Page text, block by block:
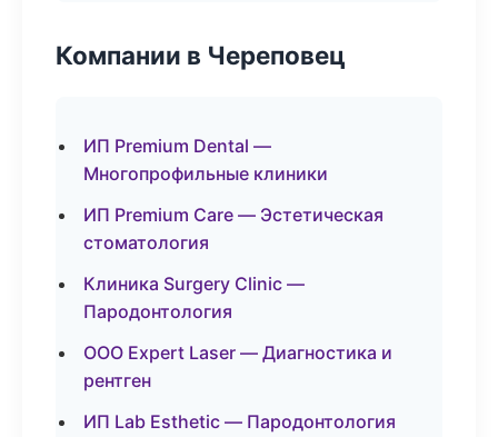
Компании в Череповец
ИП Premium Dental —
Многопрофильные клиники
ИП Premium Care — Эстетическая
стоматология
Клиника Surgery Clinic —
Пародонтология
ООО Expert Laser — Диагностика и
рентген
ИП Lab Esthetic — Пародонтология